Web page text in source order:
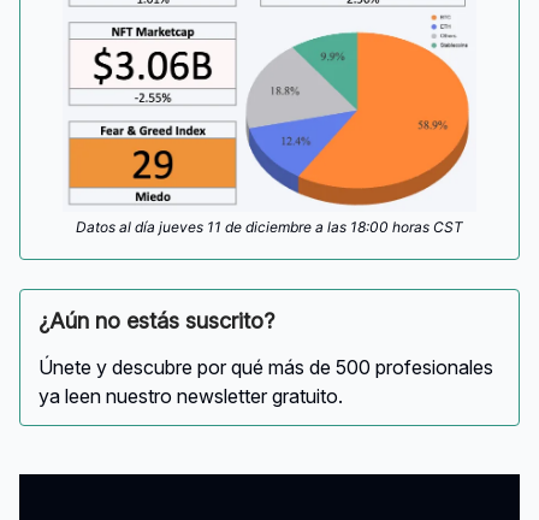
Datos al día jueves 11 de diciembre a las 18:00 horas CST
¿Aún no estás suscrito?
Únete y descubre por qué más de 500 profesionales
ya leen nuestro newsletter gratuito.